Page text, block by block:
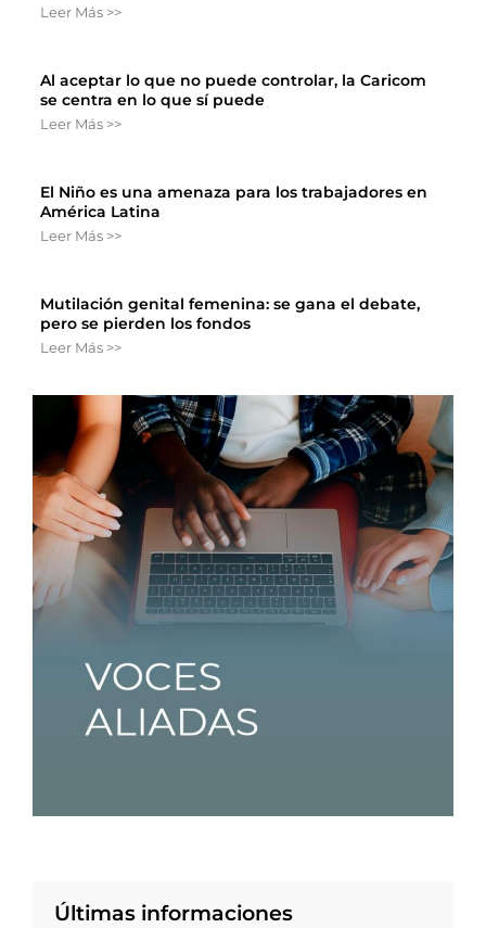
Leer Más >>
Al aceptar lo que no puede controlar, la Caricom
se centra en lo que sí puede
Leer Más >>
El Niño es una amenaza para los trabajadores en
América Latina
Leer Más >>
Mutilación genital femenina: se gana el debate,
pero se pierden los fondos
Leer Más >>
Últimas informaciones